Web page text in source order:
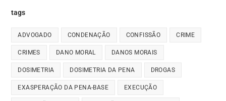
tags
ADVOGADO CONDENAÇÃO CONFISSÃO CRIME
CRIMES DANO MORAL DANOS MORAIS
DOSIMETRIA DOSIMETRIA DA PENA DROGAS
EXASPERAÇÃO DA PENA-BASE EXECUÇÃO